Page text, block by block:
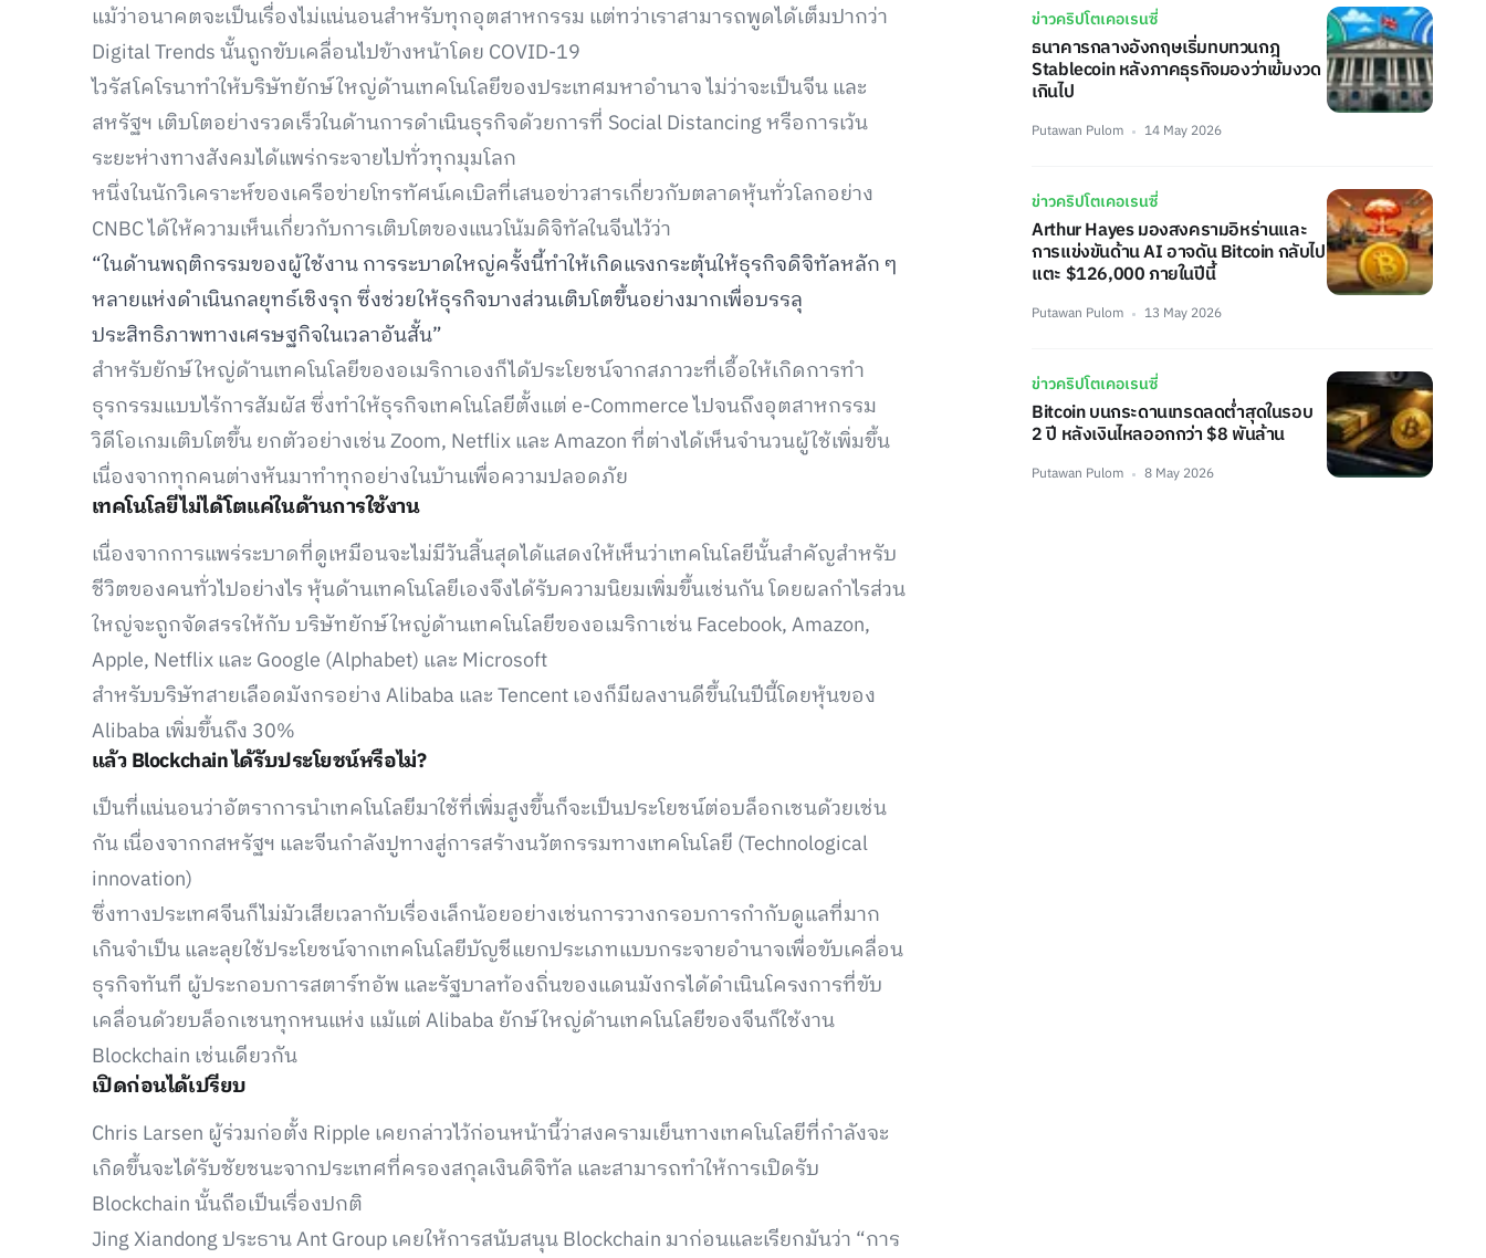
แม้ว่าอนาคตจะเป็นเรื่องไม่แน่นอนสำหรับทุกอุตสาหกรรม แต่ทว่าเราสามารถพูดได้เต็มปากว่า
Digital Trends นั้นถูกขับเคลื่อนไปข้างหน้าโดย COVID-19
ไวรัสโคโรนาทำให้บริษัทยักษ์ใหญ่ด้านเทคโนโลยีของประเทศมหาอำนาจ ไม่ว่าจะเป็นจีน และ
สหรัฐฯ เติบโตอย่างรวดเร็วในด้านการดำเนินธุรกิจด้วยการที่ Social Distancing หรือการเว้น
ระยะห่างทางสังคมได้แพร่กระจายไปทั่วทุกมุมโลก
หนึ่งในนักวิเคราะห์ของเครือข่ายโทรทัศน์เคเบิลที่เสนอข่าวสารเกี่ยวกับตลาดหุ้นทั่วโลกอย่าง
CNBC ได้ให้ความเห็นเกี่ยวกับการเติบโตของแนวโน้มดิจิทัลในจีนไว้ว่า
“ในด้านพฤติกรรมของผู้ใช้งาน การระบาดใหญ่ครั้งนี้ทำให้เกิดแรงกระตุ้นให้ธุรกิจดิจิทัลหลัก ๆ
หลายแห่งดำเนินกลยุทธ์เชิงรุก ซึ่งช่วยให้ธุรกิจบางส่วนเติบโตขึ้นอย่างมากเพื่อบรรลุ
ประสิทธิภาพทางเศรษฐกิจในเวลาอันสั้น”
สำหรับยักษ์ใหญ่ด้านเทคโนโลยีของอเมริกาเองก็ได้ประโยชน์จากสภาวะที่เอื้อให้เกิดการทำ
ธุรกรรมแบบไร้การสัมผัส ซึ่งทำให้ธุรกิจเทคโนโลยีตั้งแต่ e-Commerce ไปจนถึงอุตสาหกรรม
วิดีโอเกมเติบโตขึ้น ยกตัวอย่างเช่น Zoom, Netflix และ Amazon ที่ต่างได้เห็นจำนวนผู้ใช้เพิ่มขึ้น
เนื่องจากทุกคนต่างหันมาทำทุกอย่างในบ้านเพื่อความปลอดภัย
เทคโนโลยีไม่ได้โตแค่ในด้านการใช้งาน
เนื่องจากการแพร่ระบาดที่ดูเหมือนจะไม่มีวันสิ้นสุดได้แสดงให้เห็นว่าเทคโนโลยีนั้นสำคัญสำหรับ
ชีวิตของคนทั่วไปอย่างไร หุ้นด้านเทคโนโลยีเองจึงได้รับความนิยมเพิ่มขึ้นเช่นกัน โดยผลกำไรส่วน
ใหญ่จะถูกจัดสรรให้กับ บริษัทยักษ์ใหญ่ด้านเทคโนโลยีของอเมริกาเช่น Facebook, Amazon,
Apple, Netflix และ Google (Alphabet) และ Microsoft
สำหรับบริษัทสายเลือดมังกรอย่าง Alibaba และ Tencent เองก็มีผลงานดีขึ้นในปีนี้โดยหุ้นของ
Alibaba เพิ่มขึ้นถึง 30%
แล้ว Blockchain ได้รับประโยชน์หรือไม่?
เป็นที่แน่นอนว่าอัตราการนำเทคโนโลยีมาใช้ที่เพิ่มสูงขึ้นก็จะเป็นประโยชน์ต่อบล็อกเชนด้วยเช่น
กัน เนื่องจากกสหรัฐฯ และจีนกำลังปูทางสู่การสร้างนวัตกรรมทางเทคโนโลยี (Technological
innovation)
ซึ่งทางประเทศจีนก็ไม่มัวเสียเวลากับเรื่องเล็กน้อยอย่างเช่นการวางกรอบการกำกับดูแลที่มาก
เกินจำเป็น และลุยใช้ประโยชน์จากเทคโนโลยีบัญชีแยกประเภทแบบกระจายอำนาจเพื่อขับเคลื่อน
ธุรกิจทันที ผู้ประกอบการสตาร์ทอัพ และรัฐบาลท้องถิ่นของแดนมังกรได้ดำเนินโครงการที่ขับ
เคลื่อนด้วยบล็อกเชนทุกหนแห่ง แม้แต่ Alibaba ยักษ์ใหญ่ด้านเทคโนโลยีของจีนก็ใช้งาน
Blockchain เช่นเดียวกัน
เปิดก่อนได้เปรียบ
Chris Larsen ผู้ร่วมก่อตั้ง Ripple เคยกล่าวไว้ก่อนหน้านี้ว่าสงครามเย็นทางเทคโนโลยีที่กำลังจะ
เกิดขึ้นจะได้รับชัยชนะจากประเทศที่ครองสกุลเงินดิจิทัล และสามารถทำให้การเปิดรับ
Blockchain นั้นถือเป็นเรื่องปกติ
Jing Xiandong ประธาน Ant Group เคยให้การสนับสนุน Blockchain มาก่อนและเรียกมันว่า “การ
ข่าวคริปโตเคอเรนซี่
ธนาคารกลางอังกฤษเริ่มทบทวนกฎ
Stablecoin หลังภาคธุรกิจมองว่าเข้มงวด
เกินไป
Putawan Pulom 14 May 2026
ข่าวคริปโตเคอเรนซี่
Arthur Hayes มองสงครามอิหร่านและ
การแข่งขันด้าน AI อาจดัน Bitcoin กลับไป
แตะ $126,000 ภายในปีนี้
Putawan Pulom 13 May 2026
ข่าวคริปโตเคอเรนซี่
Bitcoin บนกระดานเทรดลดต่ำสุดในรอบ
2 ปี หลังเงินไหลออกกว่า $8 พันล้าน
Putawan Pulom 8 May 2026